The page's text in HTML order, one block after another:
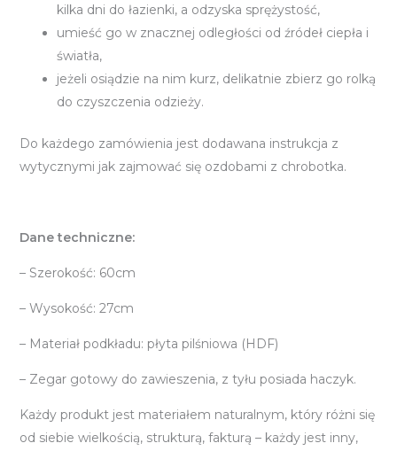
kilka dni do łazienki, a odzyska sprężystość,
umieść go w znacznej odległości od źródeł ciepła i
światła,
jeżeli osiądzie na nim kurz, delikatnie zbierz go rolką
do czyszczenia odzieży.
Do każdego zamówienia jest dodawana instrukcja z
wytycznymi jak zajmować się ozdobami z chrobotka.
Dane techniczne:
– Szerokość: 60cm
– Wysokość: 27cm
– Materiał podkładu: płyta pilśniowa (HDF)
– Zegar gotowy do zawieszenia, z tyłu posiada haczyk.
Każdy produkt jest materiałem naturalnym, który różni się
od siebie wielkością, strukturą, fakturą – każdy jest inny,